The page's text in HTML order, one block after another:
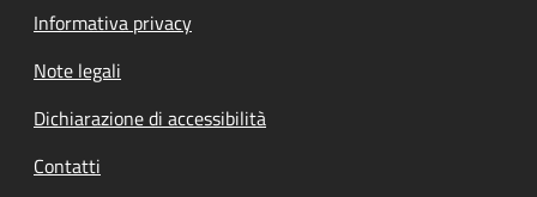
Informativa privacy
Note legali
Dichiarazione di accessibilità
Contatti